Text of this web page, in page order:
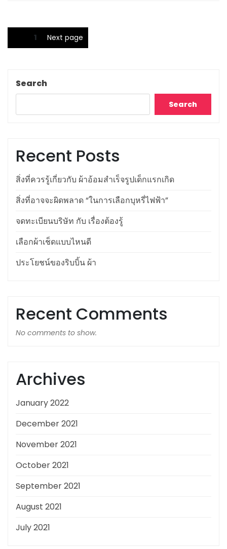
Posts
navigation
1 Next page
Search
Search
Recent Posts
สิ่งที่ควรรู้เกี่ยวกับ ผ้าอ้อมสำเร็จรูปเด็กแรกเกิด
สิ่งที่อาจจะผิดพลาด “ในการเลือกบุหรี่ไฟฟ้า”
จดทะเบียนบริษัท กับ เรื่องต้องรู้
เลือกผ้าเช็ดแบบไหนดี
ประโยชน์ของริบบิ้น ผ้า
Recent Comments
No comments to show.
Archives
January 2022
December 2021
November 2021
October 2021
September 2021
August 2021
July 2021